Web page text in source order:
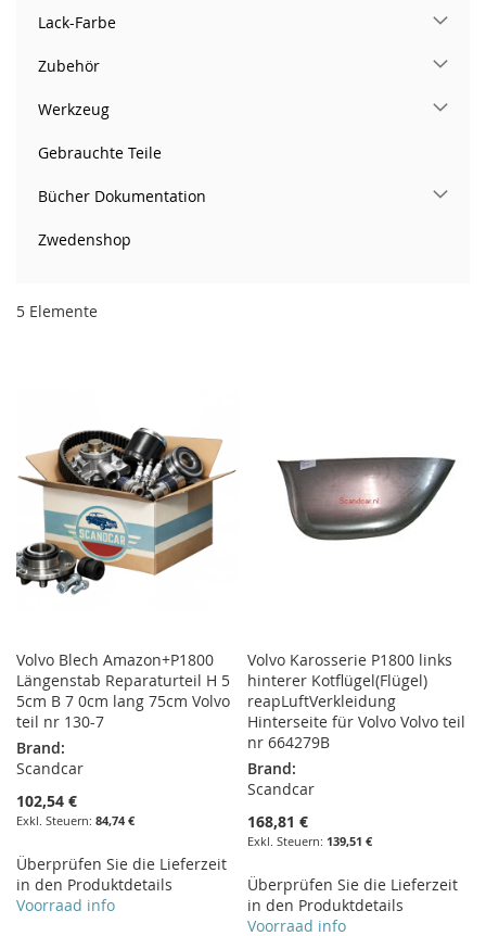
5 Elemente
Volvo Blech Amazon+P1800
Längenstab Reparaturteil H 5
5cm B 7 0cm lang 75cm Volvo
teil nr 130-7
Brand:
Scandcar
102,54 €
84,74 €
Überprüfen Sie die Lieferzeit
in den Produktdetails
Voorraad info
Volvo Karosserie P1800 links
hinterer Kotflügel(Flügel)
reapLuftVerkleidung
Hinterseite für Volvo Volvo teil
nr 664279B
Brand:
Scandcar
168,81 €
139,51 €
Überprüfen Sie die Lieferzeit
in den Produktdetails
Voorraad info
Lack-Farbe
Zubehör
Werkzeug
Gebrauchte Teile
Bücher Dokumentation
Zwedenshop